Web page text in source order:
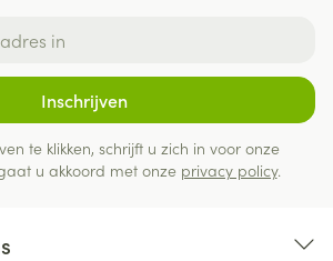
Inschrijven
te klikken, schrijft u zich in voor onze
u akkoord met onze privacy policy.